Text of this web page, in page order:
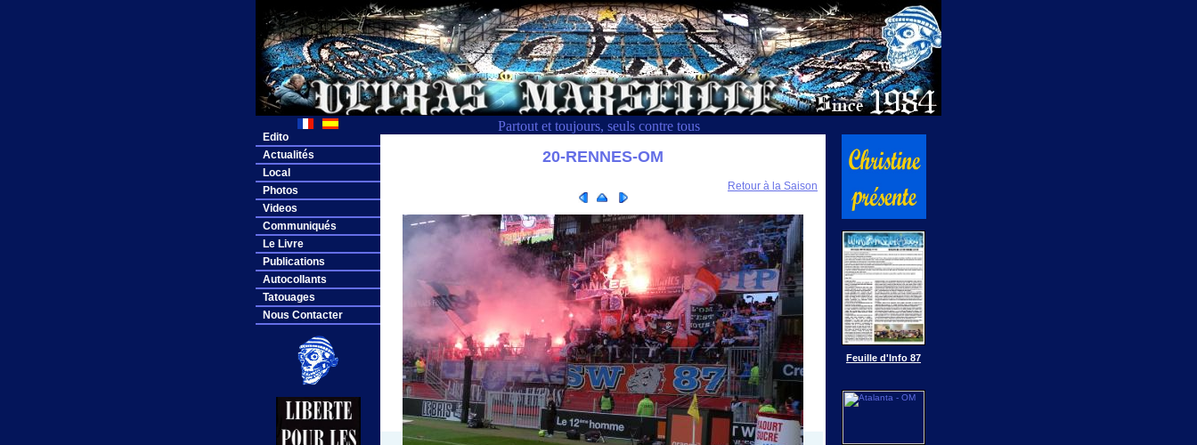
Partout et toujours, seuls contre tous
Edito
Actualités
Local
Photos
Videos
Communiqués
Le Livre
Publications
Autocollants
Tatouages
Nous Contacter
20-RENNES-OM
Retour à la Saison
Feuille d'Info 87